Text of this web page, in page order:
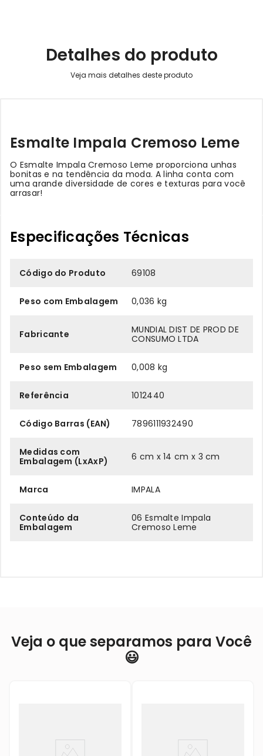
Detalhes do produto
Esmalte Impala Cremoso Leme
O Esmalte Impala Cremoso Leme proporciona unhas
bonitas e na tendência da moda. A linha conta com
uma grande diversidade de cores e texturas para você
arrasar!
Especificações Técnicas
Código do Produto 69108
Peso com Embalagem 0,036 kg
Fabricante
MUNDIAL DIST DE PROD DE
CONSUMO LTDA
Peso sem Embalagem 0,008 kg
Referência 1012440
Código Barras (EAN) 7896111932490
Medidas com
Embalagem (LxAxP)
6 cm x 14 cm x 3 cm
Marca IMPALA
Conteúdo da
Embalagem
06 Esmalte Impala
Cremoso Leme
Veja o que separamos para Você
😃